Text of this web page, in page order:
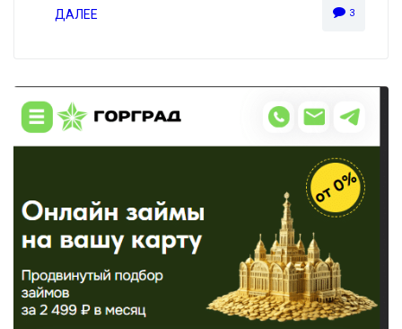
ДАЛЕЕ 3